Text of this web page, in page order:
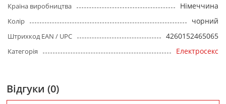
Країна виробництва Німеччина
Колір чорний
Штрихкод EAN / UPC 4260152465065
Категорія Електросекс
Відгуки (0)